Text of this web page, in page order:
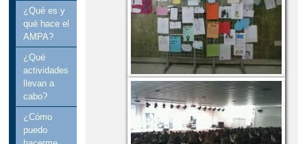
¿Qué es y
qué hace el
AMPA?
¿Qué
actividades
llevan a
cabo?
¿Cómo
puedo